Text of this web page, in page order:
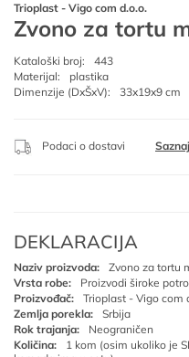
Trioplast - Vigo com d.o.o.
Zvono za tortu
Kataloški broj:
443
Materijal:
plastika
Dimenzije (DxŠxV):
33x19x9 cm
Podaci o dostavi
DEKLARACIJA
Naziv proizvoda:
Zvono za tortu
Vrsta robe:
Proizvodi široke
Proizvođač:
Trioplast - Vigo com
Zemlja porekla:
Srbija
Rok trajanja:
Neograničen
Količina:
1 kom (osim ukoliko je